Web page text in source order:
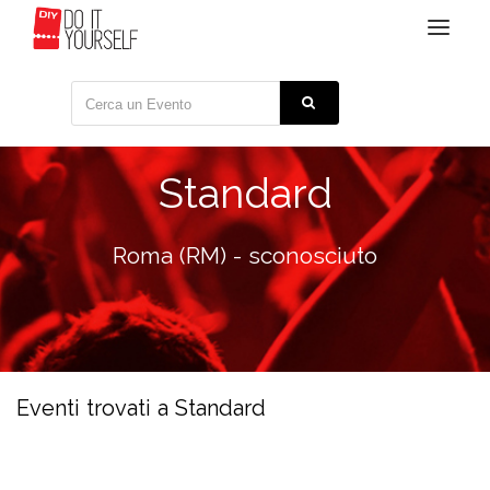
Toggle
Standard
Roma (RM) - sconosciuto
Eventi trovati a Standard